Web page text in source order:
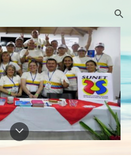
Skip to navigation